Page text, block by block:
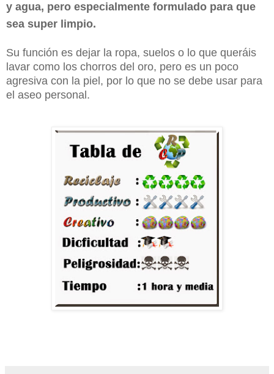
y agua, pero especialmente formulado para que
sea super limpio.
Su función es dejar la ropa, suelos o lo que queráis
lavar como los chorros del oro, pero es un poco
agresiva con la piel, por lo que no se debe usar para
el aseo personal.